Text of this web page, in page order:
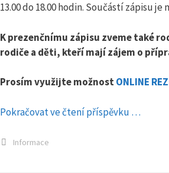
13.00 do 18.00 hodin. Součástí zápisu
K prezenčnímu zápisu zveme také
rodiče a děti, kteří mají zájem o
Prosím využijte možnostONLINE
Pokračovat ve čtení příspěvku …
Rubriky
Informace